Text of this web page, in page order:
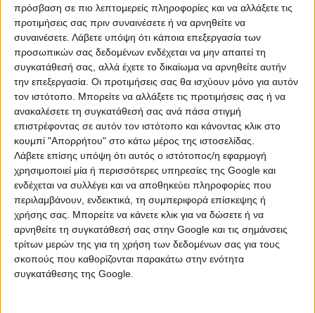
πρόσβαση σε πιο λεπτομερείς πληροφορίες και να αλλάξετε τις
προτιμήσεις σας πριν συναινέσετε ή να αρνηθείτε να
συναινέσετε. Λάβετε υπόψη ότι κάποια επεξεργασία των
προσωπικών σας δεδομένων ενδέχεται να μην απαιτεί τη
συγκατάθεσή σας, αλλά έχετε το δικαίωμα να αρνηθείτε αυτήν
την επεξεργασία. Οι προτιμήσεις σας θα ισχύουν μόνο για αυτόν
τον ιστότοπο. Μπορείτε να αλλάξετε τις προτιμήσεις σας ή να
ανακαλέσετε τη συγκατάθεσή σας ανά πάσα στιγμή
επιστρέφοντας σε αυτόν τον ιστότοπο και κάνοντας κλικ στο
κουμπί "Απορρήτου" στο κάτω μέρος της ιστοσελίδας.
Λάβετε επίσης υπόψη ότι αυτός ο ιστότοπος/η εφαρμογή
χρησιμοποιεί μία ή περισσότερες υπηρεσίες της Google και
ενδέχεται να συλλέγει και να αποθηκεύει πληροφορίες που
περιλαμβάνουν, ενδεικτικά, τη συμπεριφορά επίσκεψης ή
χρήσης σας. Μπορείτε να κάνετε κλικ για να δώσετε ή να
αρνηθείτε τη συγκατάθεσή σας στην Google και τις σημάνσεις
τρίτων μερών της για τη χρήση των δεδομένων σας για τους
σκοπούς που καθορίζονται παρακάτω στην ενότητα
συγκατάθεσης της Google.
Η ανακοίνωση της ΕΛΑΣ
Ανακοινώνεται ότι με απόφαση του Διευθυντή της
Διεύθυνσης Αστυνομίας Αθηνών, απαγορεύεται στο
πλαίσιο της διεξαγωγής του “EUROLEAGUE FINAL
FOUR ATHENS 2026” η πραγματοποίηση υπαίθριων
δημόσιων συναθροίσεων και μηχανοκίνητων πορειών
στο κέντρο της Αθήνας, από την 06.00΄ ώρα της 21-5-
2026 έως και την 06.00΄ώρα 25-5-2026 και
συγκεκριμένα στην περιοχή που περικλείεται από τις
οδούς Ριζάρη-Πλουτάρχου -Υψηλάντου – Μονής
Πετράκη – Ραβινέ- Βλαδίμηρου Μπένση-
Παπαδιαμαντοπούλου – Αλκμάνος – Ίωνος Δραγούμη –
Λεωφ. Βασιλέως Αλεξάνδρου – Αντήνορος-Ριζάρη.
Η ανωτέρω απαγόρευση επιβάλλεται κατ’ εφαρμογή
των κείμενων διατάξεων περί δημοσίων υπαίθριων
συναθροίσεων και ερείδεται σε ειδική, συγκεκριμένη